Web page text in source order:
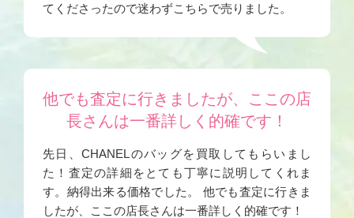
てくださったので迷わずこちらで売りました。
他でも査定に行きましたが、ここの店
長さんは一番詳しく的確です！
先日、CHANELのバッグを買取してもらいまし
た！査定の詳細をとても丁寧に説明してくれま
す。納得出来る価格でした。 他でも査定に行きま
したが、ここの店長さんは一番詳しく的確です！